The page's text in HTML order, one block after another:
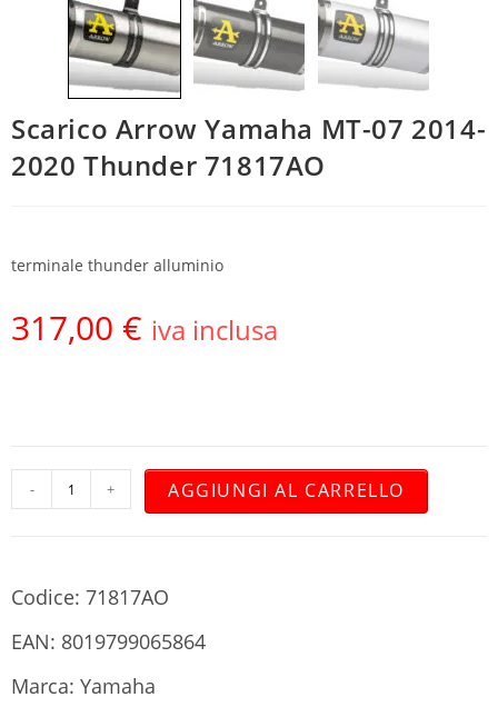
Scarico Arrow Yamaha MT-07 2014-
2020 Thunder 71817AO
terminale thunder alluminio
317,00 € iva inclusa
- + AGGIUNGI AL CARRELLO
Codice: 71817AO
EAN: 8019799065864
Marca: Yamaha